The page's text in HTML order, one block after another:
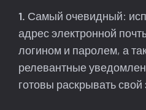
1. Самый очевидный:
адрес электронной
логином и паролем, а
релевантные
готовы раскрывать